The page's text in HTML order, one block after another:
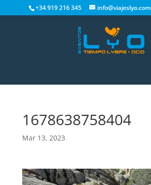
+34 919 216 345 info@viajeslyo.com
1678638758404
Mar 13, 2023